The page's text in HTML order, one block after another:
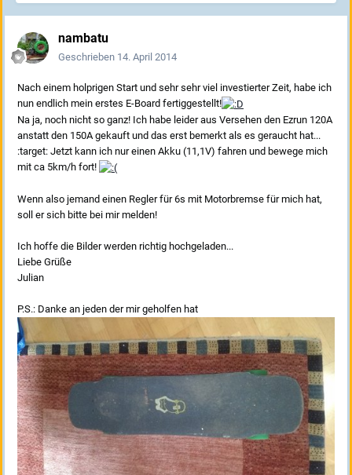
nambatu
Geschrieben 14. April 2014
Nach einem holprigen Start und sehr sehr viel investierter Zeit, habe ich
nun endlich mein erstes E-Board fertiggestellt!
Na ja, noch nicht so ganz! Ich habe leider aus Versehen den Ezrun 120A
anstatt den 150A gekauft und das erst bemerkt als es geraucht hat...
:target: Jetzt kann ich nur einen Akku (11,1V) fahren und bewege mich
mit ca 5km/h fort!
Wenn also jemand einen Regler für 6s mit Motorbremse für mich hat,
soll er sich bitte bei mir melden!
Ich hoffe die Bilder werden richtig hochgeladen...
Liebe Grüße
Julian
P.S.: Danke an jeden der mir geholfen hat